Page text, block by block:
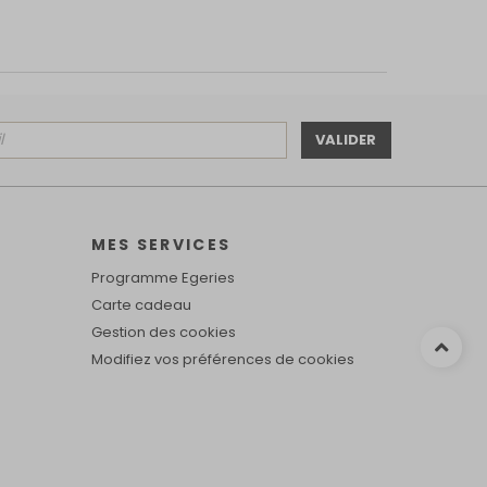
VALIDER
MES SERVICES
Programme Egeries
Carte cadeau
Gestion des cookies
Modifiez vos préférences de cookies